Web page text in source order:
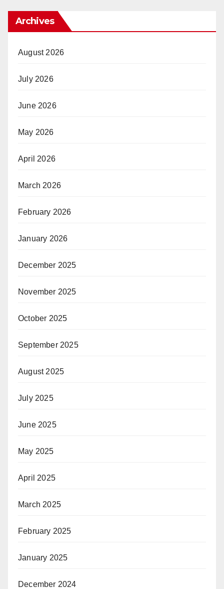
Archives
August 2026
July 2026
June 2026
May 2026
April 2026
March 2026
February 2026
January 2026
December 2025
November 2025
October 2025
September 2025
August 2025
July 2025
June 2025
May 2025
April 2025
March 2025
February 2025
January 2025
December 2024